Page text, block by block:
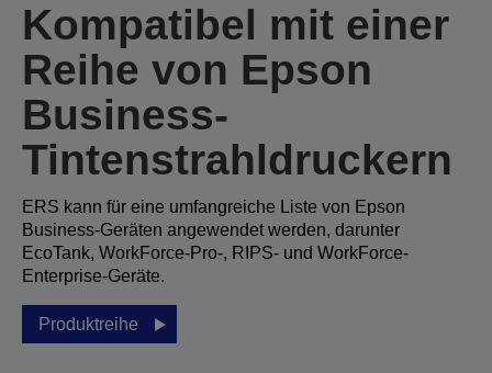
Kompatibel mit einer
Reihe von Epson
Business-
Tintenstrahldruckern
ERS kann für eine umfangreiche Liste von Epson
Business-Geräten angewendet werden, darunter
EcoTank, WorkForce-Pro-, RIPS- und WorkForce-
Enterprise-Geräte.
Produktreihe